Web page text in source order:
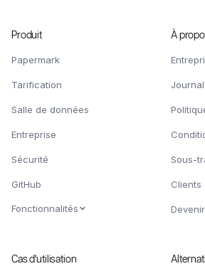
Produit
Papermark
Tarification
Salle de données
Entreprise
Sécurité
GitHub
Fonctionnalités
À
Sous-
Clients
Cas d'utilisation